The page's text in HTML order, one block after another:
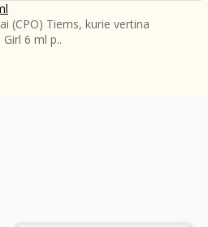
(CPO) Tiems, kurie vertina
6 ml p..